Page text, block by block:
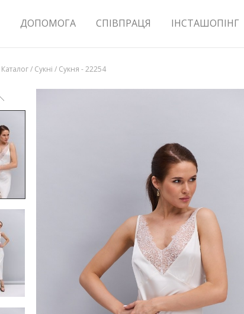
ДОПОМОГА СПІВПРАЦЯ ІНСТАШОПІНГ
Каталог/ Сукні / Сукня - 22254